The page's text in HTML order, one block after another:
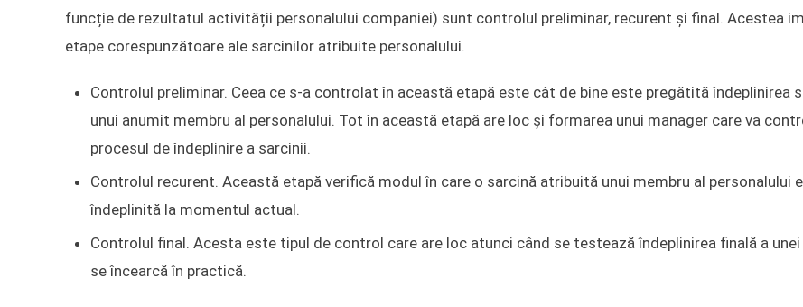
funcție de rezultatul activității personalului companiei) sunt controlul preliminar, recurent și final. Acestea
etape corespunzătoare ale sarcinilor atribuite personalului.
Controlul preliminar. Ceea ce s-a controlat în această etapă este cât de bine este pregătită îndeplinirea
unui anumit membru al personalului. Tot în această etapă are loc și formarea unui manager care va
procesul de îndeplinire a sarcinii.
Controlul recurent. Această etapă verifică modul în care o sarcină atribuită unui membru al personalului
îndeplinită la momentul actual.
Controlul final. Acesta este tipul de control care are loc atunci când se testează îndeplinirea finală a
se încearcă în practică.